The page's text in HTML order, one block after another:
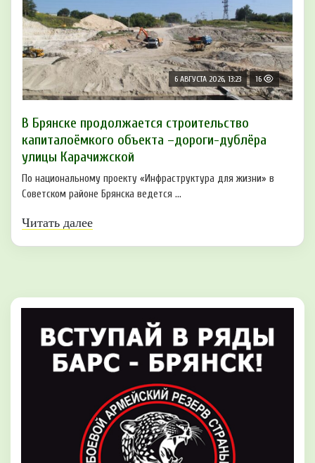
6 АВГУСТА 2026, 13:23 16
В Брянске продолжается строительство
капиталоёмкого объекта –дороги-дублёра
улицы Карачижской
По национальному проекту «Инфраструктура для жизни» в
Советском районе Брянска ведется ...
Читать далее